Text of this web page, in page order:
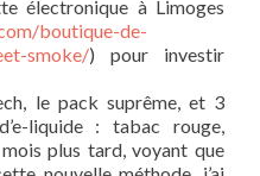
électronique à Limoges
boutique-de-
smoke/) pour investir
le pack suprême, et 3
liquide : tabac rouge,
plus tard, voyant que